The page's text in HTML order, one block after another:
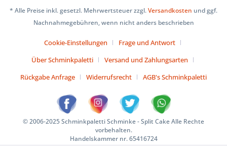
* Alle Preise inkl. gesetzl. Mehrwertsteuer zzgl.Versandkosten und ggf.
Nachnahmegebühren, wenn nicht anders beschrieben
Cookie-Einstellungen
Frage und Antwort
Über Schminkpaletti
Versand und Zahlungsarten
Rückgabe Anfrage
Widerrufsrecht AGB's Schminkpaletti
© 2006-2025 Schminkpaletti Schminke - Split Cake Alle Rechte
vorbehalten.
Handelskammer nr. 65416724